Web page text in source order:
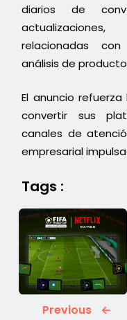
diarios de
relacionadas
análisis de
El anuncio
convertir sus
canales de
empresarial
Tags :
Previous